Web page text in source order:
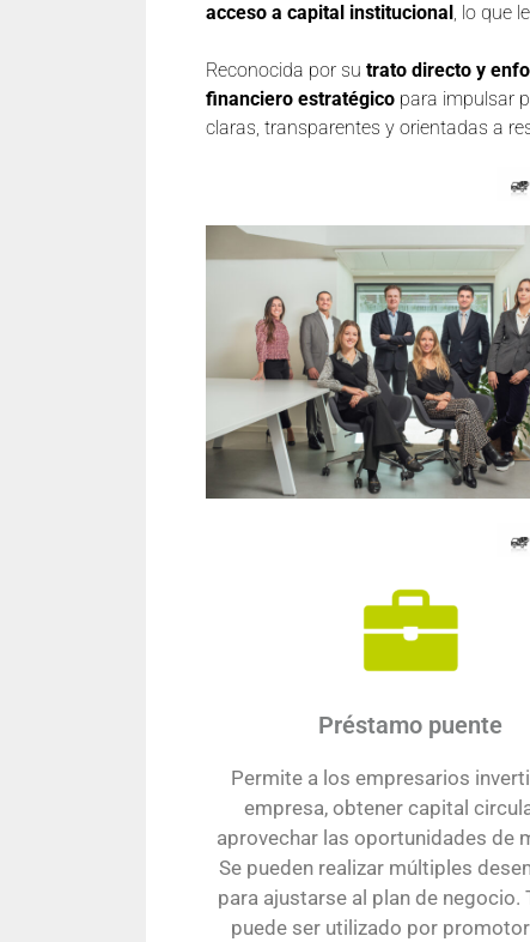
acceso a capital institucional, lo que
Reconocida por su trato directo y
financiero estratégico para impulsar
claras, transparentes y orientadas a
Préstamo puente
Permite a los empresarios
empresa, obtener capital
aprovechar las oportunidades de
Se pueden realizar múltiples
para ajustarse al plan de negocio.
puede ser utilizado por